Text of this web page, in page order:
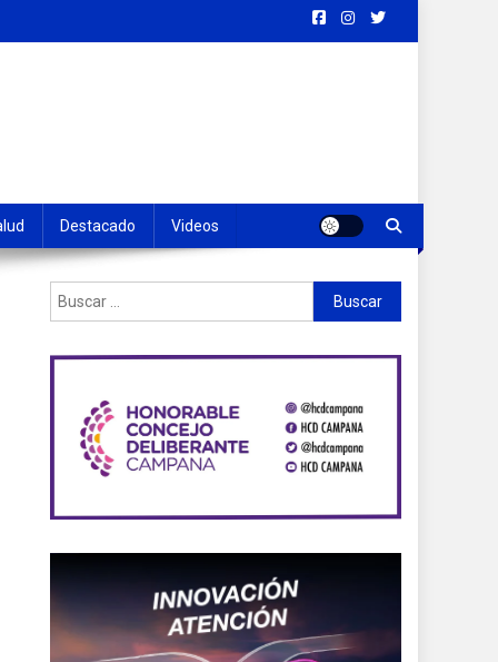
Destacado Videos
Buscar: